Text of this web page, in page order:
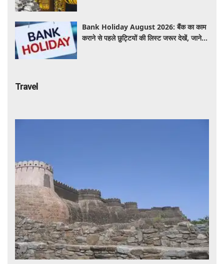
Bank Holiday August 2026: बैंक का काम
कराने से पहले छुट्टियों की लिस्ट जरूर देखें, जाने
Travel